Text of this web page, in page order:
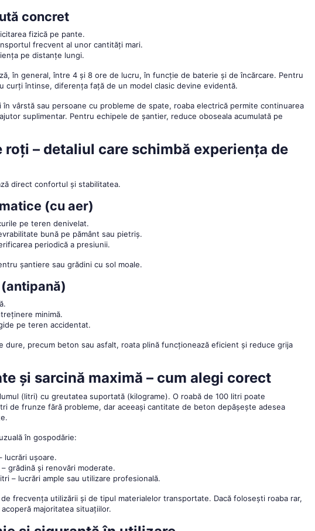
concret
fizică pe pante.
frecvent al unor cantități mari.
pe distanțe lungi.
în general, între 4 și 8 ore de lucru, în funcție de baterie și de încărcare. Pentru
curți întinse, diferența față de un model clasic devine evidentă.
în vârstă sau persoane cu probleme de spate, roaba electrică permite continuarea
suplimentar. Pentru echipele de șantier, reduce oboseala acumulată pe
roți – detaliul care schimbă experiența de
direct confortul și stabilitatea.
(cu aer)
pe teren denivelat.
bună pe pământ sau pietriș.
periodică a presiunii.
șantiere sau grădini cu sol moale.
minimă.
pe teren accidentat.
dure, precum beton sau asfalt, roata plină funcționează eficient și reduce grija
și sarcină maximă – cum alegi corect
(litri) cu greutatea suportată (kilograme). O roabă de 100 litri poate
de frunze fără probleme, dar aceeași cantitate de beton depășește adesea
în gospodărie:
lucrări ușoare.
grădină și renovări moderate.
– lucrări ample sau utilizare profesională.
frecvența utilizării și de tipul materialelor transportate. Dacă folosești roaba rar,
majoritatea situațiilor.